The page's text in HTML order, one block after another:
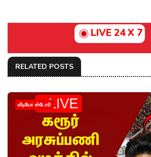
LIVE 24 X 7
RELATED POSTS
வீடியோ ஸ்டோரி